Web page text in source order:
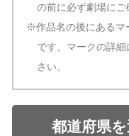
の前に必ず劇場にご
※作品名の後にあるマ
です。マークの詳細
さい。
都道府県